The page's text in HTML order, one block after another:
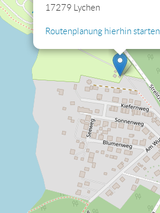
17279 Lychen
Routenplanung hierhin starten